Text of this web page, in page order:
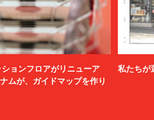
ョンフロアがリニューア
ムが、ガイドマップを作り
私たちが